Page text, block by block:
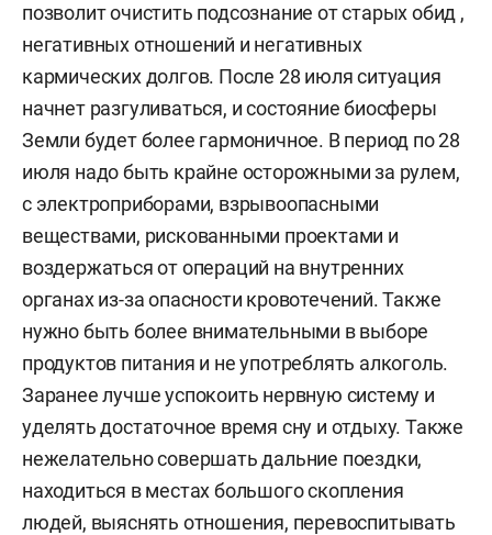
позволит очистить подсознание от старых обид ,
негативных отношений и негативных
кармических долгов. После 28 июля ситуация
начнет разгуливаться, и состояние биосферы
Земли будет более гармоничное. В период по 28
июля надо быть крайне осторожными за рулем,
с электроприборами, взрывоопасными
веществами, рискованными проектами и
воздержаться от операций на внутренних
органах из-за опасности кровотечений. Также
нужно быть более внимательными в выборе
продуктов питания и не употреблять алкоголь.
Заранее лучше успокоить нервную систему и
уделять достаточное время сну и отдыху. Также
нежелательно совершать дальние поездки,
находиться в местах большого скопления
людей, выяснять отношения, перевоспитывать